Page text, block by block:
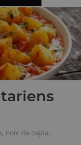
noix de cajou,